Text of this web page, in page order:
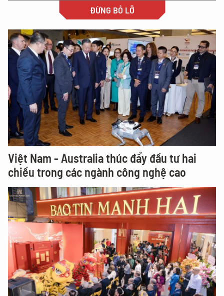
ĐỪNG BỎ LỠ
Việt Nam - Australia thúc đẩy đầu tư hai
chiều trong các ngành công nghệ cao